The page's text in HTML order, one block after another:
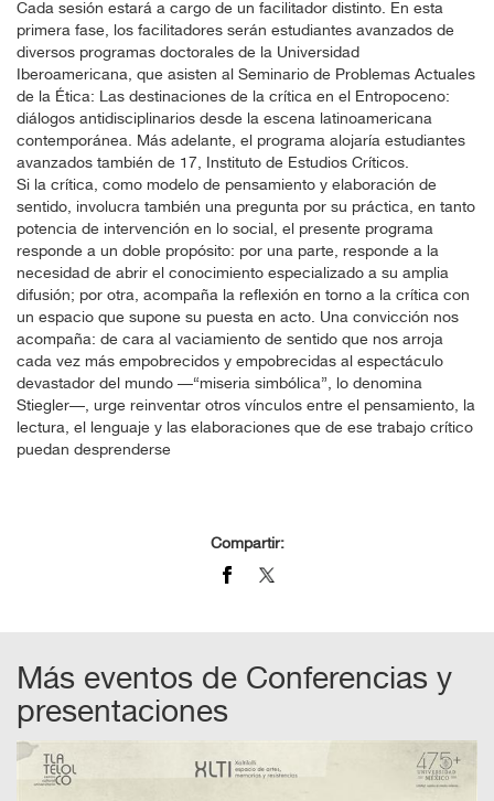
Cada sesión estará a cargo de un facilitador distinto. En esta
primera fase, los facilitadores serán estudiantes avanzados de
diversos programas doctorales de la Universidad
Iberoamericana, que asisten al Seminario de Problemas Actuales
de la Ética: Las destinaciones de la crítica en el Entropoceno:
diálogos antidisciplinarios desde la escena latinoamericana
contemporánea. Más adelante, el programa alojaría estudiantes
avanzados también de 17, Instituto de Estudios Críticos.
Si la crítica, como modelo de pensamiento y elaboración de
sentido, involucra también una pregunta por su práctica, en tanto
potencia de intervención en lo social, el presente programa
responde a un doble propósito: por una parte, responde a la
necesidad de abrir el conocimiento especializado a su amplia
difusión; por otra, acompaña la reflexión en torno a la crítica con
un espacio que supone su puesta en acto. Una convicción nos
acompaña: de cara al vaciamiento de sentido que nos arroja
cada vez más empobrecidos y empobrecidas al espectáculo
devastador del mundo —“miseria simbólica”, lo denomina
Stiegler—, urge reinventar otros vínculos entre el pensamiento, la
lectura, el lenguaje y las elaboraciones que de ese trabajo crítico
puedan desprenderse
Compartir:
Más eventos de Conferencias y
presentaciones